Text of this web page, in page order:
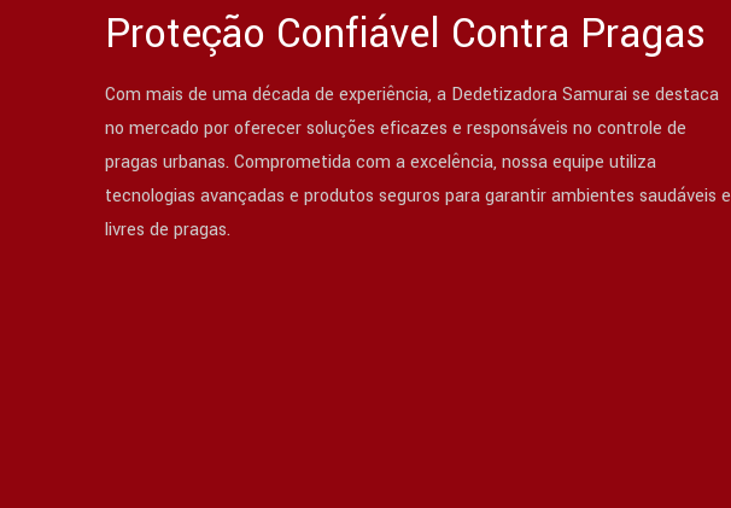
Proteção Confiável Contra Pragas
Com mais de uma década de experiência, a Dedetizadora Samurai se destaca
no mercado por oferecer soluções eficazes e responsáveis no controle de
pragas urbanas. Comprometida com a excelência, nossa equipe utiliza
tecnologias avançadas e produtos seguros para garantir ambientes saudáveis e
livres de pragas.